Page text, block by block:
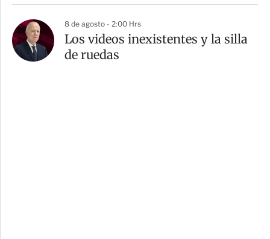
8 de agosto - 2:00 Hrs
Los videos inexistentes y la silla
de ruedas